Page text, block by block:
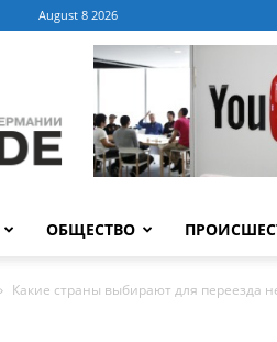
August 8 2026
ОБЩЕСТВО
Какие страны выбирают для переезда